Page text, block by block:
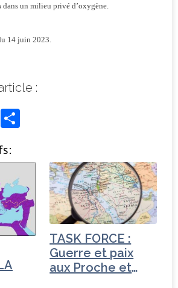
dans un milieu privé d’oxygène.
14 juin 2023.
:
Li
ta
e
r
TASK FORCE :
Guerre et paix
aux Proche et